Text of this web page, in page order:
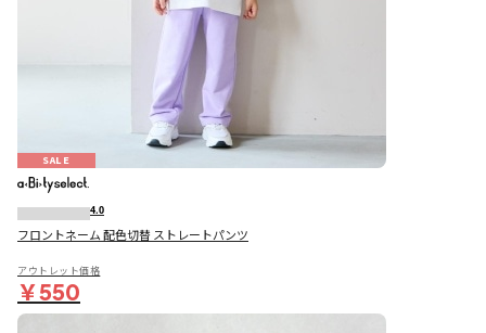
SALE
4.0
フロントネーム 配色切替 ストレートパンツ
アウトレット価格
￥550